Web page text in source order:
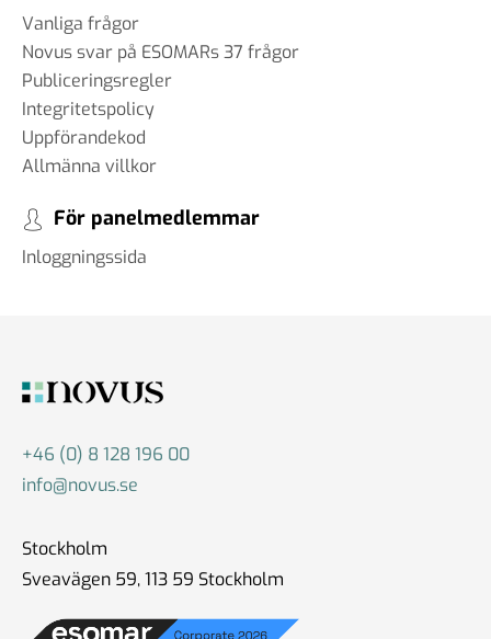
Vanliga frågor
Novus svar på ESOMARs 37 frågor
Publiceringsregler
Integritetspolicy
Uppförandekod
Allmänna villkor
För panelmedlemmar
Inloggningssida
+46 (0) 8 128 196 00
info@novus.se
Stockholm
Sveavägen 59, 113 59 Stockholm